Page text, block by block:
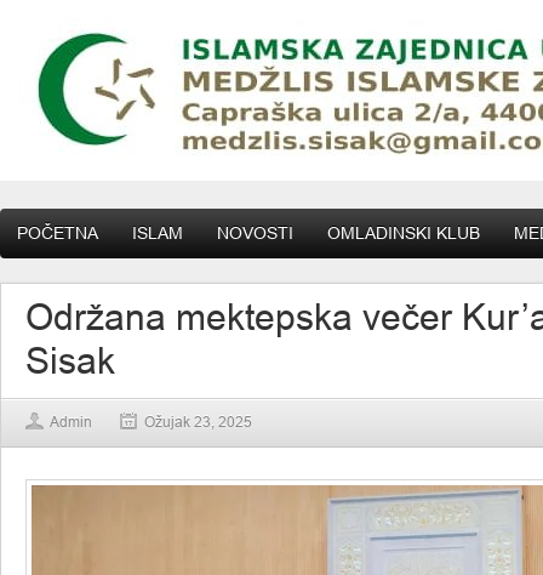
POČETNA ISLAM NOVOSTI OMLADINSKI KLUB
Održana mektepska večer
Sisak
Admin Ožujak 23, 2025